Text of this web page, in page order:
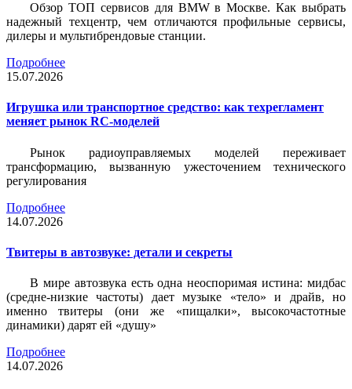
Обзор ТОП сервисов для BMW в Москве. Как выбрать
надежный техцентр, чем отличаются профильные сервисы,
дилеры и мультибрендовые станции.
Подробнее
15.07.2026
Игрушка или транспортное средство: как техрегламент
меняет рынок RC-моделей
Рынок радиоуправляемых моделей переживает
трансформацию, вызванную ужесточением технического
регулирования
Подробнее
14.07.2026
Твитеры в автозвуке: детали и секреты
В мире автозвука есть одна неоспоримая истина: мидбас
(средне-низкие частоты) дает музыке «тело» и драйв, но
именно твитеры (они же «пищалки», высокочастотные
динамики) дарят ей «душу»
Подробнее
14.07.2026